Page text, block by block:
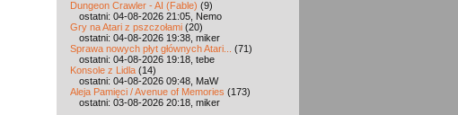
Dungeon Crawler - AI (Fable) (9)
ostatni: 04-08-2026 21:05, Nemo
Gry na Atari z pszczołami (20)
ostatni: 04-08-2026 19:38, miker
Sprawa nowych płyt głównych Atari...
(71)
ostatni: 04-08-2026 19:18, tebe
Konsole z Lidla (14)
ostatni: 04-08-2026 09:48, MaW
Aleja Pamięci / Avenue of Memories (173)
ostatni: 03-08-2026 20:18, miker